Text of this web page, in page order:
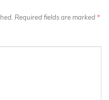
Required fields are marked *